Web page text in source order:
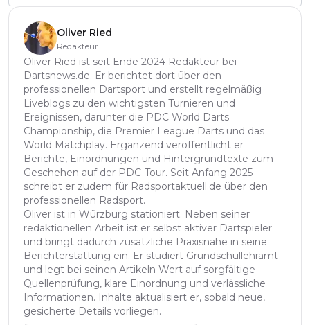
Oliver Ried
Redakteur
Oliver Ried ist seit Ende 2024 Redakteur bei
Dartsnews.de. Er berichtet dort über den
professionellen Dartsport und erstellt regelmäßig
Liveblogs zu den wichtigsten Turnieren und
Ereignissen, darunter die PDC World Darts
Championship, die Premier League Darts und das
World Matchplay. Ergänzend veröffentlicht er
Berichte, Einordnungen und Hintergrundtexte zum
Geschehen auf der PDC-Tour. Seit Anfang 2025
schreibt er zudem für Radsportaktuell.de über den
professionellen Radsport.
Oliver ist in Würzburg stationiert. Neben seiner
redaktionellen Arbeit ist er selbst aktiver Dartspieler
und bringt dadurch zusätzliche Praxisnähe in seine
Berichterstattung ein. Er studiert Grundschullehramt
und legt bei seinen Artikeln Wert auf sorgfältige
Quellenprüfung, klare Einordnung und verlässliche
Informationen. Inhalte aktualisiert er, sobald neue,
gesicherte Details vorliegen.